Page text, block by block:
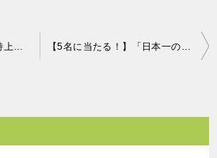
『日本一高い恵方巻き』特上恵方巻「セレブ巻」(10,000円)プレゼント！ 【5名に当たる！】「日本一の手作り醤油」を味わってみませんか？